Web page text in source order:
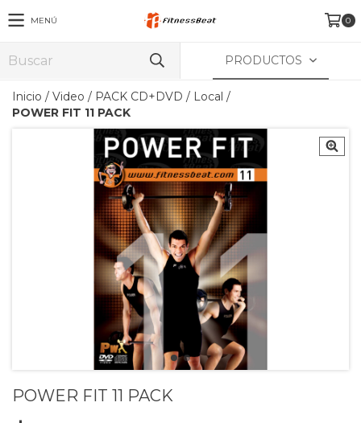
MENÚ 0
PRODUCTOS
Inicio / Video / PACK CD+DVD / Local /
POWER FIT 11 PACK
POWER FIT 11 PACK